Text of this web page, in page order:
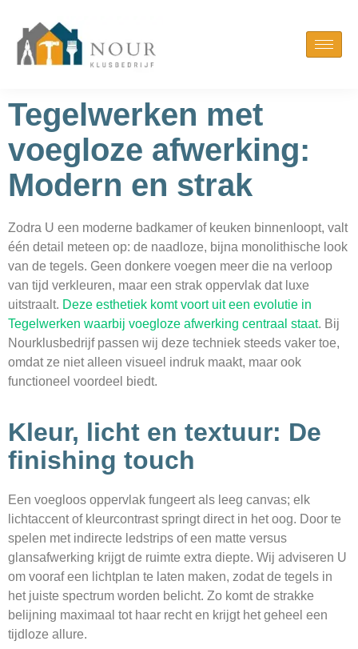
Tegelwerken met
voegloze afwerking:
Modern en strak
Zodra U een moderne badkamer of keuken binnenloopt, valt
één detail meteen op: de naadloze, bijna monolithische look
van de tegels. Geen donkere voegen meer die na verloop
van tijd verkleuren, maar een strak oppervlak dat luxe
uitstraalt. Deze esthetiek komt voort uit een evolutie in
Tegelwerken waarbij voegloze afwerking centraal staat. Bij
Nourklusbedrijf passen wij deze techniek steeds vaker toe,
omdat ze niet alleen visueel indruk maakt, maar ook
functioneel voordeel biedt.
Kleur, licht en textuur: De
finishing touch
Een voegloos oppervlak fungeert als leeg canvas; elk
lichtaccent of kleurcontrast springt direct in het oog. Door te
spelen met indirecte ledstrips of een matte versus
glansafwerking krijgt de ruimte extra diepte. Wij adviseren U
om vooraf een lichtplan te laten maken, zodat de tegels in
het juiste spectrum worden belicht. Zo komt de strakke
belijning maximaal tot haar recht en krijgt het geheel een
tijdloze allure.